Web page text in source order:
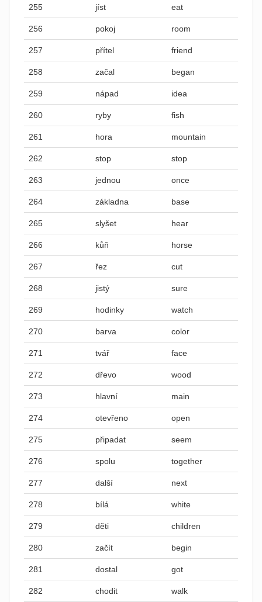
255 jíst eat
256 pokoj room
257 přítel friend
258 začal began
259 nápad idea
260 ryby fish
261 hora mountain
262 stop stop
263 jednou once
264 základna base
265 slyšet hear
266 kůň horse
267 řez cut
268 jistý sure
269 hodinky watch
270 barva color
271 tvář face
272 dřevo wood
273 hlavní main
274 otevřeno open
275 připadat seem
276 spolu together
277 další next
278 bílá white
279 děti children
280 začít begin
281 dostal got
282 chodit walk